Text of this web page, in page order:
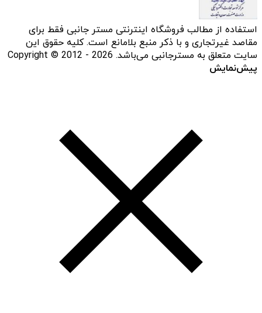
استفاده از مطالب فروشگاه اینترنتی مستر جانبی فقط برای
مقاصد غیرتجاری و با ذکر منبع بلامانع است. کلیه حقوق این
سایت متعلق به مسترجانبی می‌باشد. Copyright © 2012 - 2026
پیش‌نمایش